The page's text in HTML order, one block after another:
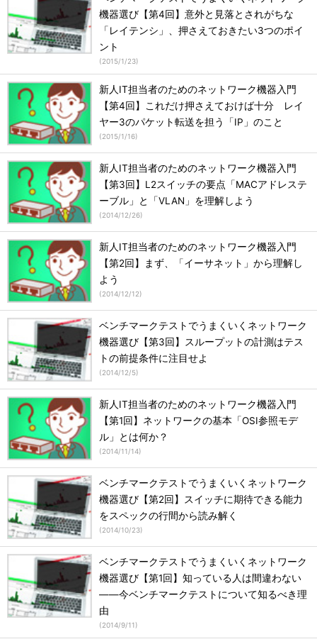
機器選び【第4回】意外と見落とされがちな
「レイテンシ」、押さえておきたい3つのポイ
ント
(2015/1/23)
新人IT担当者のためのネットワーク機器入門
【第4回】これだけ押さえておけば十分 レイ
ヤー3のパケット転送を担う「IP」のこと
(2015/1/16)
新人IT担当者のためのネットワーク機器入門
【第3回】L2スイッチの要点「MACアドレステ
ーブル」と「VLAN」を理解しよう
(2014/12/26)
新人IT担当者のためのネットワーク機器入門
【第2回】まず、「イーサネット」から理解し
よう
(2014/12/12)
ベンチマークテストでうまくいくネットワーク
機器選び【第3回】スループットの計測はテス
トの前提条件に注目せよ
(2014/12/5)
新人IT担当者のためのネットワーク機器入門
【第1回】ネットワークの基本「OSI参照モデ
ル」とは何か？
(2014/11/14)
ベンチマークテストでうまくいくネットワーク
機器選び【第2回】スイッチに期待できる能力
をスペックの行間から読み解く
(2014/10/23)
ベンチマークテストでうまくいくネットワーク
機器選び【第1回】知っている人は間違わない
――今ベンチマークテストについて知るべき理
由
(2014/9/11)